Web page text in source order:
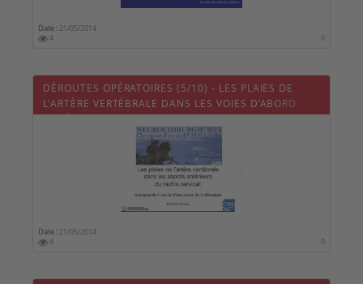
Date : 21/05/2014
4
0
DÉROUTES OPÉRATOIRES (5/10) - LES PLAIES DE
L'ARTÈRE VERTÉBRALE DANS LES VOIES D’ABORD
ANTÉRIEURES DU RACHIS CERVICAL
Date : 21/05/2014
4
0